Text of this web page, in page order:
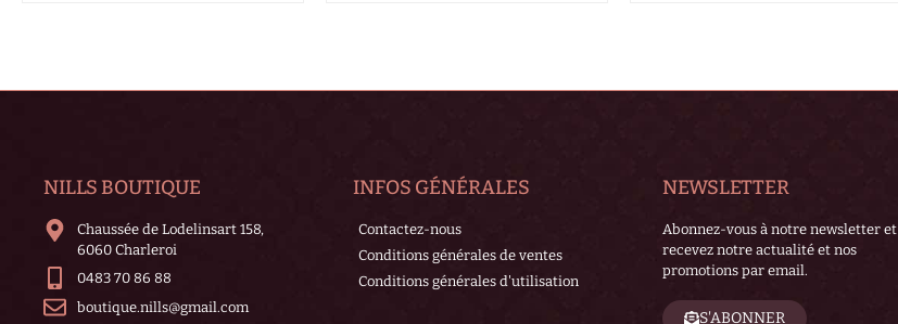
NILLS BOUTIQUE
Chaussée de Lodelinsart 158,
6060 Charleroi
0483 70 86 88
boutique.nills@gmail.com
INFOS GÉNÉRALES
Contactez-nous
Conditions générales de ventes
Conditions générales d'utilisation
NEWSLETTER
Abonnez-vous à notre newsletter et
recevez notre actualité et nos
promotions par email.
S'ABONNER